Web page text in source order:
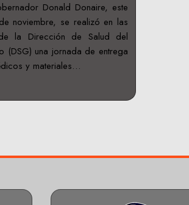
Donald Donaire, este
noviembre, se realizó en las
la Dirección de Salud del
(DSG) una jornada de entrega
y materiales…